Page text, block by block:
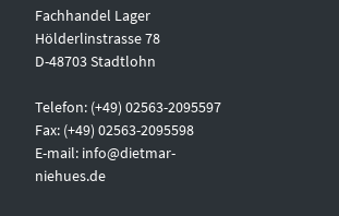
Fachhandel Lager
Hölderlinstrasse 78
D-48703 Stadtlohn
Telefon: (+49) 02563-2095597
Fax: (+49) 02563-2095598
E-mail: info@dietmar-
niehues.de